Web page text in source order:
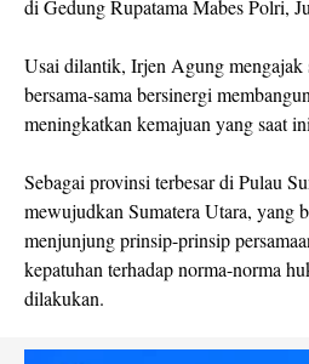
di Gedung Rupatama Mabes Polri,
Usai dilantik, Irjen Agung mengajak
bersama-sama bersinergi
meningkatkan kemajuan yang saat
Sebagai provinsi terbesar di Pulau
mewujudkan Sumatera Utara, yang
menjunjung prinsip-prinsip
kepatuhan terhadap norma-norma
dilakukan.